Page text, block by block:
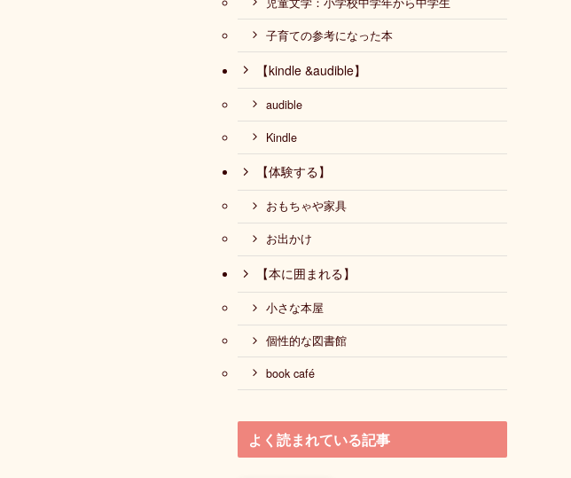
子育ての参考になった本
【kindle &audible】
audible
Kindle
【体験する】
おもちゃや家具
お出かけ
【本に囲まれる】
小さな本屋
個性的な図書館
book café
よく読まれている記事